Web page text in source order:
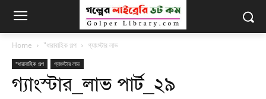
Home "ধারাবাহিক গল্প গ্যাংস্টার লাভ
"ধারাবাহিক গল্প গ্যাংস্টার লাভ
গ্যাংস্টার_লাভ পার্ট_২৯